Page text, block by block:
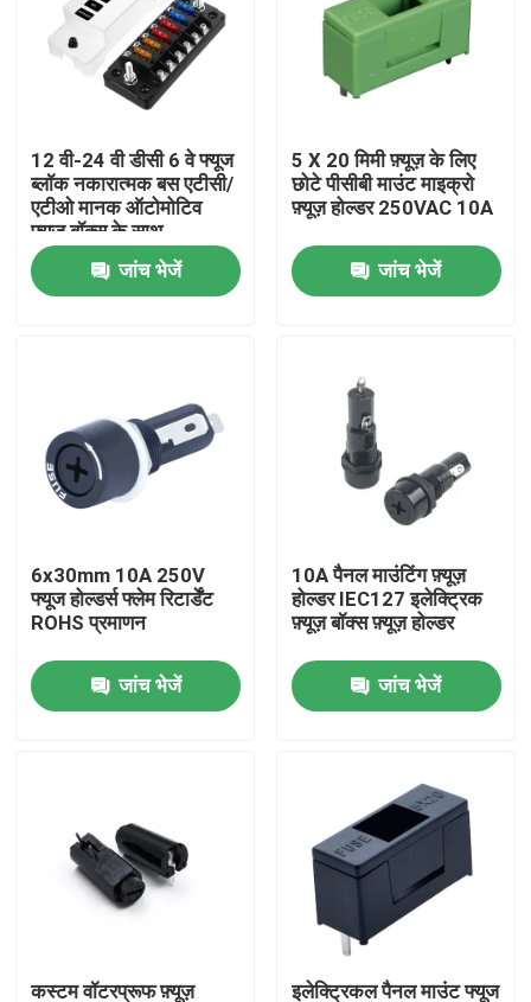
संपर्क
ईवी चार्जर समाधान
ईवी चार्जिंग स्टेशन
वॉलबॉक्स ईवी चार्जर्स
ईवी चार्जिंग केबल
ईवी चार्जर एक्सटेंशन कॉर्ड
12 वी-24 वी डीसी 6 वे फ्यूज
ब्लॉक नकारात्मक बस एटीसी/
एटीओ मानक ऑटोमोटिव
फ्यूज बॉक्स के साथ
जांच भेजें
5 X 20 मिमी फ़्यूज़ के लिए
छोटे पीसीबी माउंट माइक्रो
फ़्यूज़ होल्डर 250VAC 10A
जांच भेजें
6x30mm 10A 250V
फ्यूज होल्डर्स फ्लेम रिटार्डेंट
ROHS प्रमाणन
जांच भेजें
10A पैनल माउंटिंग फ़्यूज़
होल्डर IEC127 इलेक्ट्रिक
फ़्यूज़ बॉक्स फ़्यूज़ होल्डर
जांच भेजें
कस्टम वॉटरप्रूफ फ़्यूज़ इलेक्ट्रिकल पैनल माउंट फ्यूज